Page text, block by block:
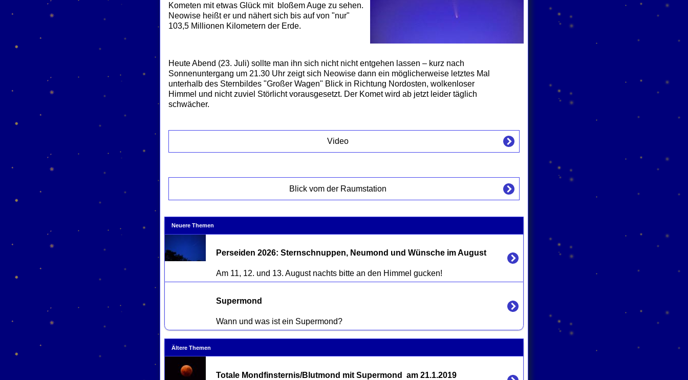
Kometen mit etwas Glück mit bloßem Auge zu sehen.
Neowise heißt er und nähert sich bis auf von "nur"
103,5 Millionen Kilometern der Erde.
Heute Abend (23. Juli) sollte man ihn sich nicht nicht entgehen lassen – kurz nach
Sonnenuntergang um 21.30 Uhr zeigt sich Neowise dann ein möglicherweise letztes Mal
unterhalb des Sternbildes "Großer Wagen" Blick in Richtung Nordosten, wolkenloser
Himmel und nicht zuviel Störlicht vorausgesetzt. Der Komet wird ab jetzt leider täglich
schwächer.
Video
Blick vom der Raumstation
Neuere Themen
Perseiden 2026: Sternschnuppen, Neumond und Wünsche im August
Supermond
Ältere Themen
Totale Mondfinsternis/Blutmond mit Supermond  am 21.1.2019